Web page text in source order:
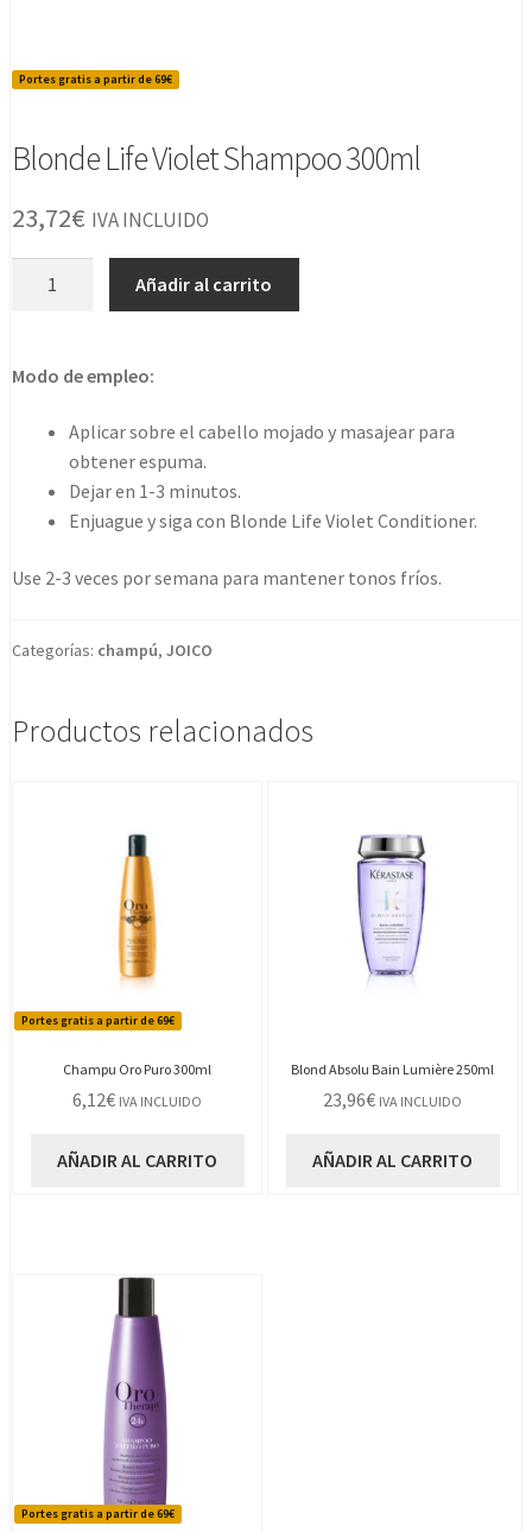
Portes gratis a partir de 69€
Blonde Life Violet Shampoo 300ml
23,72€ IVA INCLUIDO
300ml
Añadir al carrito
Modo de empleo:
Aplicar sobre el cabello mojado y masajear para
obtener espuma.
Dejar en 1-3 minutos.
Enjuague y siga con Blonde Life Violet Conditioner.
Use 2-3 veces por semana para mantener tonos fríos.
Categorías: champú, JOICO
Productos relacionados
Portes gratis a partir de 69€
Champu Oro Puro 300ml
6,12€ IVA INCLUIDO
AÑADIR AL CARRITO
Blond Absolu Bain Lumière 250ml
23,96€ IVA INCLUIDO
AÑADIR AL CARRITO
Portes gratis a partir de 69€